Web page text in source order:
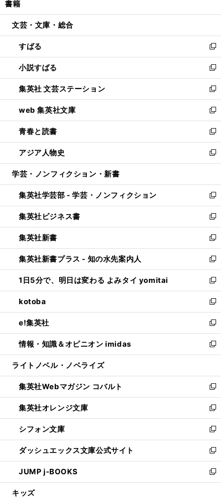
開
ウ
開
く
ン
ウ
で
開
く
ウ
ン
ド
ウ
で
開
く
書籍
文芸・文庫・総合
すばる
新
し
い
ウ
ィ
ン
ド
ウ
で
開
く
小説すばる
新
し
い
ウ
ィ
ン
ド
ウ
で
開
集英社 文芸ステーション
新
し
い
ウ
ィ
ン
ド
ウ
開
く
web 集英社文庫
新
し
い
ウ
ィ
ン
ウ
で
開
く
青春と読書
新
し
い
ウ
ン
ド
ウ
で
開
く
アジア人物史
新
し
ウ
ィ
ン
ド
ウ
で
開
く
学芸・ノンフィクション・新書
集英社学芸部 - 学芸・ノンフィクション
新
し
い
ウ
ィ
ン
ド
ウ
で
開
く
集英社ビジネス書
新
し
い
ウ
ィ
ン
ド
ウ
で
開
く
集英社新書
新
し
い
ウ
ィ
ン
ド
ウ
で
開
く
集英社新書プラス - 知の水先案内人
新
し
い
ウ
ィ
ン
ド
ウ
で
開
1日5分で、明日は変わる よみタイ yomitai
新
し
い
ウ
ィ
ン
ド
ウ
開
く
kotoba
新
し
い
ウ
ィ
ン
ウ
で
開
く
e!集英社
新
し
い
ウ
ン
ド
ウ
で
開
く
情報・知識＆オピニオン imidas
新
し
ウ
ィ
ン
ド
ウ
で
開
く
ライトノベル・ノベライズ
集英社Webマガジン コバルト
新
し
い
ウ
ィ
ン
ド
ウ
で
開
集英社オレンジ文庫
新
し
い
ウ
ィ
ン
ド
ウ
シフォン文庫
新
し
い
ウ
ィ
ン
ダッシュエックス文庫公式サイト
新
し
い
ウ
JUMP j-BOOKS
新
し
キッズ